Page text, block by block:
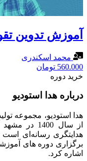
آموزش تدوین
محمد اسکندری
560.000 تومان
خرید دوره
درباره هدا استودیو
هدا استودیو، مجموعه
از سال
هدایتگری رسانه‌ای
برگزاری دوره های
اشاره کرد.